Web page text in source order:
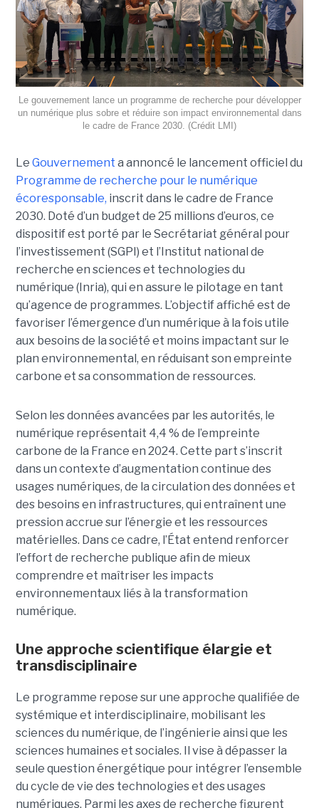
Le gouvernement lance un programme de recherche pour développer
un numérique plus sobre et réduire son impact environnemental dans
le cadre de France 2030. (Crédit LMI)
Le Gouvernement a annoncé le lancement officiel du
Programme de recherche pour le numérique
écoresponsable, inscrit dans le cadre de France
2030. Doté d’un budget de 25 millions d’euros, ce
dispositif est porté par le Secrétariat général pour
l’investissement (SGPI) et l’Institut national de
recherche en sciences et technologies du
numérique (Inria), qui en assure le pilotage en tant
qu’agence de programmes. L’objectif affiché est de
favoriser l’émergence d’un numérique à la fois utile
aux besoins de la société et moins impactant sur le
plan environnemental, en réduisant son empreinte
carbone et sa consommation de ressources.
Selon les données avancées par les autorités, le
numérique représentait 4,4 % de l’empreinte
carbone de la France en 2024. Cette part s’inscrit
dans un contexte d’augmentation continue des
usages numériques, de la circulation des données et
des besoins en infrastructures, qui entraînent une
pression accrue sur l’énergie et les ressources
matérielles. Dans ce cadre, l’État entend renforcer
l’effort de recherche publique afin de mieux
comprendre et maîtriser les impacts
environnementaux liés à la transformation
numérique.
Une approche scientifique élargie et
transdisciplinaire
Le programme repose sur une approche qualifiée de
systémique et interdisciplinaire, mobilisant les
sciences du numérique, de l’ingénierie ainsi que les
sciences humaines et sociales. Il vise à dépasser la
seule question énergétique pour intégrer l’ensemble
du cycle de vie des technologies et des usages
numériques. Parmi les axes de recherche figurent